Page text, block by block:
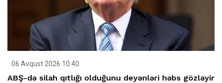
06 Avqust 2026 10:40
ABŞ-də silah qıtlığı olduğunu deyənləri həbs gözləyir